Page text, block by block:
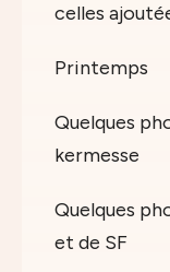
celles
Printemps
Quelques
kermesse
Quelques
et de SF